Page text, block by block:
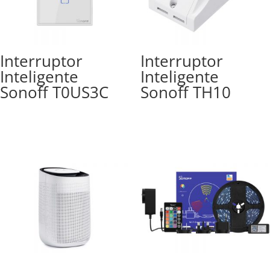
Interruptor
Inteligente
Sonoff T0US3C
Interruptor
Inteligente
Sonoff TH10